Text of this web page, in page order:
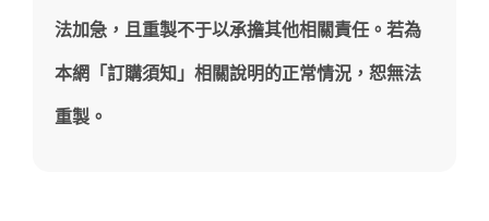
法加急，且重製不于以承擔其他相關責任。若為
本網「訂購須知」相關說明的正常情況，恕無法
重製。